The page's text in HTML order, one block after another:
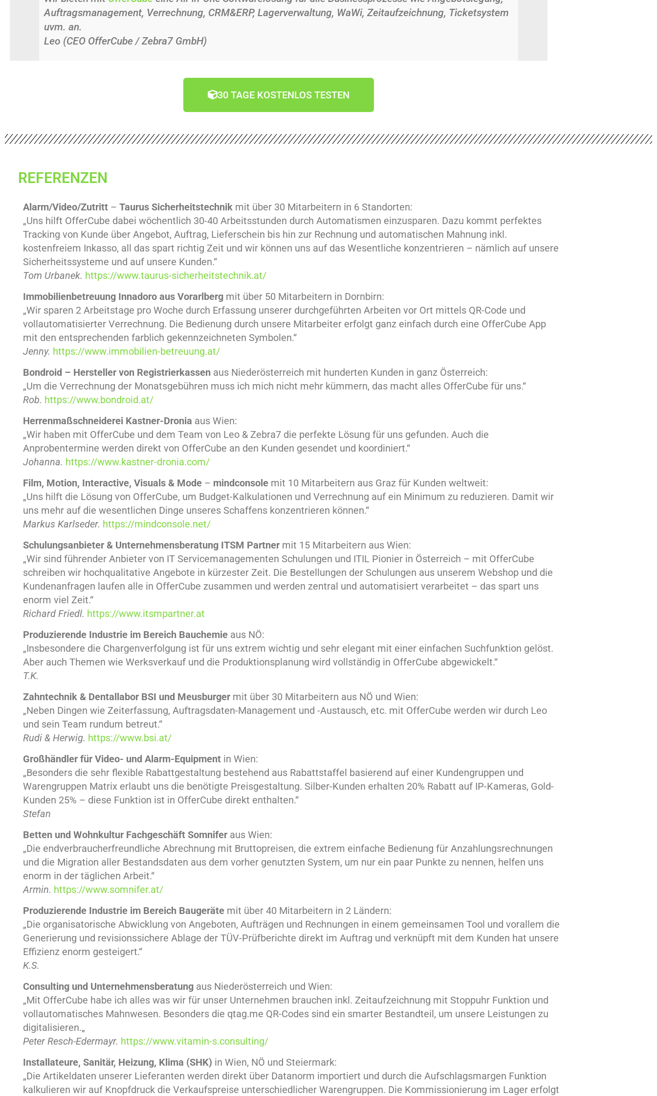
Auftragsmanagement, Verrechnung, CRM&ERP, Lagerverwaltung, WaWi, Zeitaufzeichnung, Ticketsystem
uvm. an.
Leo (CEO OfferCube / Zebra7 GmbH)
30 TAGE KOSTENLOS TESTEN
REFERENZEN
Alarm/Video/Zutritt– Taurus Sicherheitstechnik mit über 30 Mitarbeitern in 6 Standorten:
„Uns hilft OfferCube dabei wöchentlich 30-40 Arbeitsstunden durch Automatismen einzusparen. Dazu kommt perfektes
Tracking von Kunde über Angebot, Auftrag, Lieferschein bis hin zur Rechnung und automatischen Mahnung inkl.
kostenfreiem Inkasso, all das spart richtig Zeit und wir können uns auf das Wesentliche konzentrieren – nämlich auf unsere
Sicherheitssysteme und auf unsere Kunden.“
Tom Urbanek. https://www.taurus-sicherheitstechnik.at/
Immobilienbetreuung Innadoro aus Vorarlberg mit über 50 Mitarbeitern in Dornbirn:
„Wir sparen 2 Arbeitstage pro Woche durch Erfassung unserer durchgeführten Arbeiten vor Ort mittels QR-Code und
vollautomatisierter Verrechnung. Die Bedienung durch unsere Mitarbeiter erfolgt ganz einfach durch eine OfferCube App
mit den entsprechenden farblich gekennzeichneten Symbolen.“
Jenny. https://www.immobilien-betreuung.at/
Bondroid – Hersteller von Registrierkassen aus Niederösterreich mit hunderten Kunden in ganz Österreich:
„Um die Verrechnung der Monatsgebühren muss ich mich nicht mehr kümmern, das macht alles OfferCube für uns.“
Rob. https://www.bondroid.at/
Herrenmaßschneiderei Kastner-Dronia aus Wien:
„Wir haben mit OfferCube und dem Team von Leo & Zebra7 die perfekte Lösung für uns gefunden. Auch die
Anprobentermine werden direkt von OfferCube an den Kunden gesendet und koordiniert.“
Johanna. https://www.kastner-dronia.com/
Film, Motion, Interactive, Visuals & Mode– mindconsole mit 10 Mitarbeitern aus Graz für Kunden weltweit:
„Uns hilft die Lösung von OfferCube, um Budget-Kalkulationen und Verrechnung auf ein Minimum zu reduzieren. Damit wir
uns mehr auf die wesentlichen Dinge unseres Schaffens konzentrieren können.“
Markus Karlseder. https://mindconsole.net/
Schulungsanbieter & Unternehmensberatung ITSM Partnermit 15 Mitarbeitern aus Wien:
„Wir sind führender Anbieter von IT Servicemanagementen Schulungen und ITIL Pionier in Österreich – mit OfferCube
schreiben wir hochqualitative Angebote in kürzester Zeit. Die Bestellungen der Schulungen aus unserem Webshop und die
Kundenanfragen laufen alle in OfferCube zusammen und werden zentral und automatisiert verarbeitet – das spart uns
enorm viel Zeit.“
Richard Friedl. https://www.itsmpartner.at
Produzierende Industrie im Bereich Bauchemie aus NÖ:
„Insbesondere die Chargenverfolgung ist für uns extrem wichtig und sehr elegant mit einer einfachen Suchfunktion gelöst.
Aber auch Themen wie Werksverkauf und die Produktionsplanung wird vollständig in OfferCube abgewickelt.“
T.K.
Zahntechnik & Dentallabor BSI und Meusburger mit über 30 Mitarbeitern aus NÖ und Wien:
„Neben Dingen wie Zeiterfassung, Auftragsdaten-Management und -Austausch, etc. mit OfferCube werden wir durch Leo
und sein Team rundum betreut.“
Rudi & Herwig. https://www.bsi.at/
Großhändler für Video- und Alarm-Equipment in Wien:
„Besonders die sehr flexible Rabattgestaltung bestehend aus Rabattstaffel basierend auf einer Kundengruppen und
Warengruppen Matrix erlaubt uns die benötigte Preisgestaltung. Silber-Kunden erhalten 20% Rabatt auf IP-Kameras, Gold-
Kunden 25% – diese Funktion ist in OfferCube direkt enthalten.“
Stefan
Betten und Wohnkultur Fachgeschäft Somnifer aus Wien:
„Die endverbraucherfreundliche Abrechnung mit Bruttopreisen, die extrem einfache Bedienung für Anzahlungsrechnungen
und die Migration aller Bestandsdaten aus dem vorher genutzten System, um nur ein paar Punkte zu nennen, helfen uns
enorm in der täglichen Arbeit.“
Armin. https://www.somnifer.at/
Produzierende Industrie im Bereich Baugeräte mit über 40 Mitarbeitern in 2 Ländern:
„Die organisatorische Abwicklung von Angeboten, Aufträgen und Rechnungen in einem gemeinsamen Tool und vorallem die
Generierung und revisionssichere Ablage der TÜV-Prüfberichte direkt im Auftrag und verknüpft mit dem Kunden hat unsere
Effizienz enorm gesteigert.“
K.S.
Consulting und Unternehmensberatung aus Niederösterreich und Wien:
„Mit OfferCube habe ich alles was wir für unser Unternehmen brauchen inkl. Zeitaufzeichnung mit Stoppuhr Funktion und
vollautomatisches Mahnwesen. Besonders die qtag.me QR-Codes sind ein smarter Bestandteil, um unsere Leistungen zu
digitalisieren.„
Peter Resch-Edermayr. https://www.vitamin-s.consulting/
Installateure, Sanitär, Heizung, Klima (SHK) in Wien, NÖ und Steiermark:
„Die Artikeldaten unserer Lieferanten werden direkt über Datanorm importiert und durch die Aufschlagsmargen Funktion
kalkulieren wir auf Knopfdruck die Verkaufspreise unterschiedlicher Warengruppen. Die Kommissionierung im Lager erfolgt